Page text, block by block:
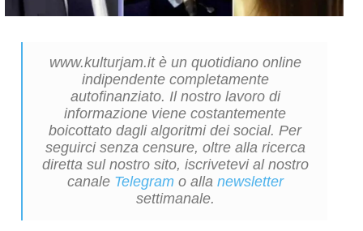
www.kulturjam.it è un quotidiano online
indipendente completamente
autofinanziato. Il nostro lavoro di
informazione viene costantemente
boicottato dagli algoritmi dei social. Per
seguirci senza censure, oltre alla ricerca
diretta sul nostro sito, iscrivetevi al nostro
canale Telegram o alla newsletter
settimanale.